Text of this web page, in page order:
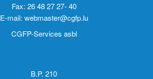
Fax: 26 48 27 27- 40
E-mail: webmaster@cgfp.lu
CGFP-Services asbl
B.P. 210